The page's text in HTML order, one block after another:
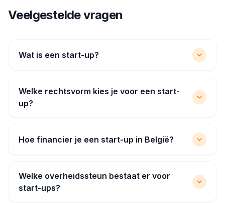
Veelgestelde vragen
Wat is een start-up?
Welke rechtsvorm kies je voor een start-
up?
Hoe financier je een start-up in België?
Welke overheidssteun bestaat er voor
start-ups?